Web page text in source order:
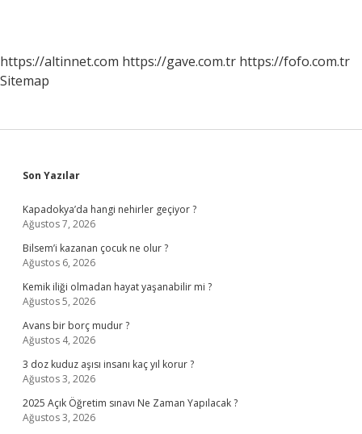
https://altinnet.com https://gave.com.tr https://fofo.com.tr
Sitemap
Sidebar
Son Yazılar
Kapadokya’da hangi nehirler geçiyor ?
Ağustos 7, 2026
Bilsem’i kazanan çocuk ne olur ?
Ağustos 6, 2026
Kemik iliği olmadan hayat yaşanabilir mi ?
Ağustos 5, 2026
Avans bir borç mudur ?
Ağustos 4, 2026
3 doz kuduz aşısı insanı kaç yıl korur ?
Ağustos 3, 2026
2025 Açık Öğretim sınavı Ne Zaman Yapılacak ?
Ağustos 3, 2026